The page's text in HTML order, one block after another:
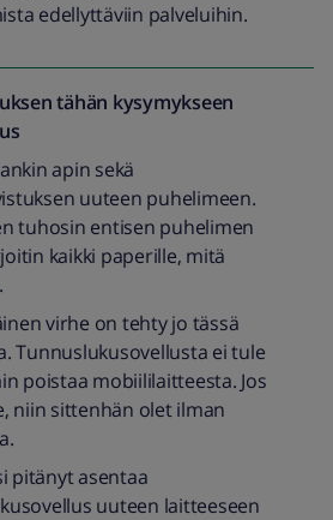
edellyttäviin palveluihin.
tähän kysymykseen
apin sekä
uuteen puhelimeen.
tuhosin entisen puhelimen
kaikki paperille, mitä
virhe on tehty jo tässä
Tunnuslukusovellusta ei tule
poistaa mobiililaitteesta. Jos
niin sittenhän olet ilman
pitänyt asentaa
uuteen laitteeseen